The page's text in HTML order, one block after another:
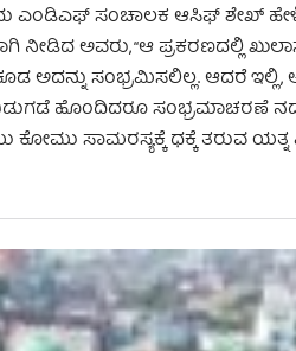
ಎಂಡಿಎಫ್ ಸಂಚಾಲಕ ಆಸಿಫ್ ಶೇಖ್
ನೀಡಿದ ಅವರು, “ಆ ಪ್ರಕರಣದಲ್ಲಿ
ಅದನ್ನು ಸಂಭ್ರಮಿಸಲಿಲ್ಲ. ಆದರೆ ಇಲ್ಲಿ,
ಹೊಂದಿದರೂ ಸಂಭ್ರಮಾಚರಣೆ
ಸಾಮರಸ್ಯಕ್ಕೆ ಧಕ್ಕೆ ತರುವ